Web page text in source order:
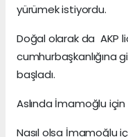
yürümek istiyordu.
Doğal olarak da AKP
cumhurbaşkanlığına
başladı.
Aslında İmamoğlu
Nasıl olsa İmamoğlu